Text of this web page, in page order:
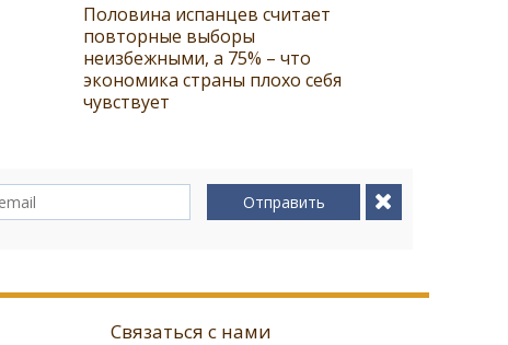
Половина испанцев считает
повторные выборы
неизбежными, а 75% – что
экономика страны плохо себя
чувствует
Отправить
Связаться с нами